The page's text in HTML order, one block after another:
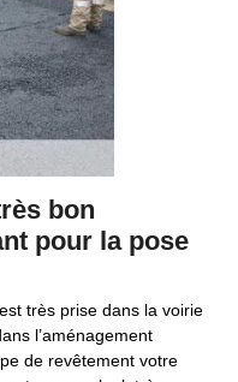
bon
pour la pose
très prise dans la voirie
l’aménagement
de revêtement votre